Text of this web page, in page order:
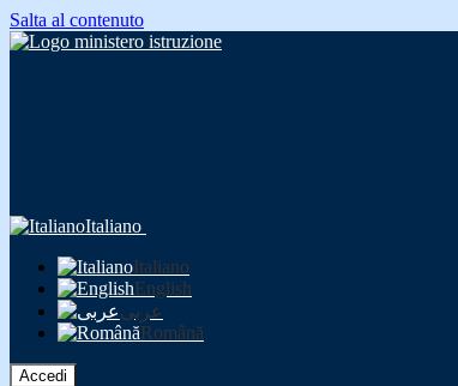
Salta al contenuto
Italiano
Italiano
English
عربى
Română
Accedi